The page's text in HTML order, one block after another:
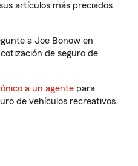
artículos más preciados
a Joe Bonow en
de seguro de
a un agente para
de vehículos recreativos.